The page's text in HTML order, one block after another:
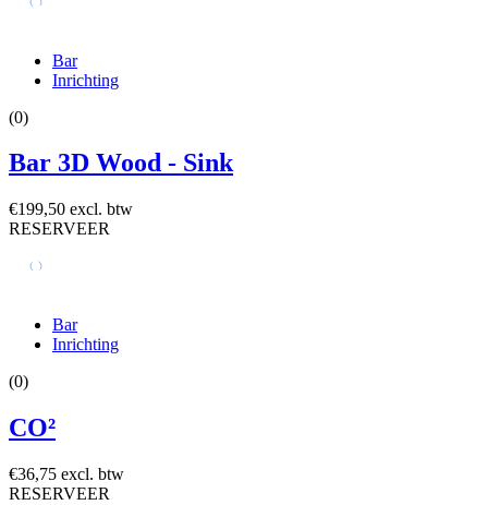
Bar
Inrichting
(0)
Bar 3D Wood - Sink
€199,50 excl. btw
RESERVEER
Bar
Inrichting
(0)
CO²
€36,75 excl. btw
RESERVEER